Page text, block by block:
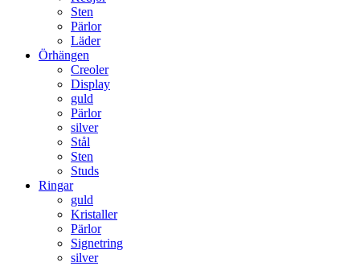
Sten
Pärlor
Läder
Örhängen
Creoler
Display
guld
Pärlor
silver
Stål
Sten
Studs
Ringar
guld
Kristaller
Pärlor
Signetring
silver